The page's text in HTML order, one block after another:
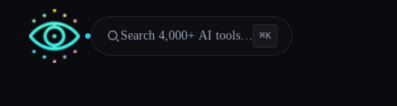
Search 4,000+ AI tools… ⌘K